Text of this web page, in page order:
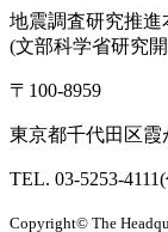
地震調査研究推進
(文部科学省研究
〒100-8959
東京都千代田区霞
TEL. 03-5253-
Copyright© The